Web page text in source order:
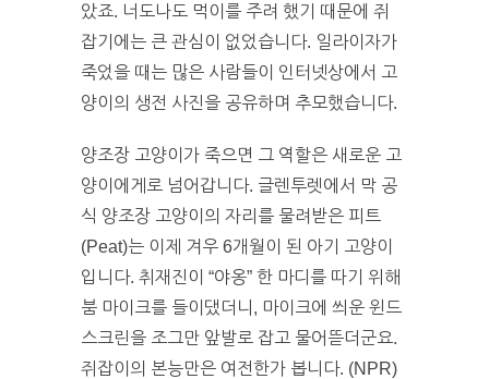
았죠. 너도나도 먹이를 주려 했기 때문에 쥐
잡기에는 큰 관심이 없었습니다. 일라이자가
죽었을 때는 많은 사람들이 인터넷상에서 고
양이의 생전 사진을 공유하며 추모했습니다.
양조장 고양이가 죽으면 그 역할은 새로운 고
양이에게로 넘어갑니다. 글렌투렛에서 막 공
식 양조장 고양이의 자리를 물려받은 피트
(Peat)는 이제 겨우 6개월이 된 아기 고양이
입니다. 취재진이 “야옹” 한 마디를 따기 위해
붐 마이크를 들이댔더니, 마이크에 씌운 윈드
스크린을 조그만 앞발로 잡고 물어뜯더군요.
쥐잡이의 본능만은 여전한가 봅니다. (NPR)